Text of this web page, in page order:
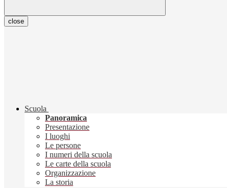
close
Scuola
Panoramica
Presentazione
I luoghi
Le persone
I numeri della scuola
Le carte della scuola
Organizzazione
La storia